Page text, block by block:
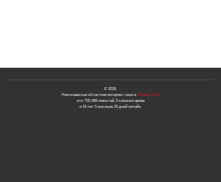
© 2026.
Николаевская областная интернет-газета«Новости N»
это: 705,498 новостей, 0 комментариев
и 19 лет 5 месяцев 25 дней онлайн.